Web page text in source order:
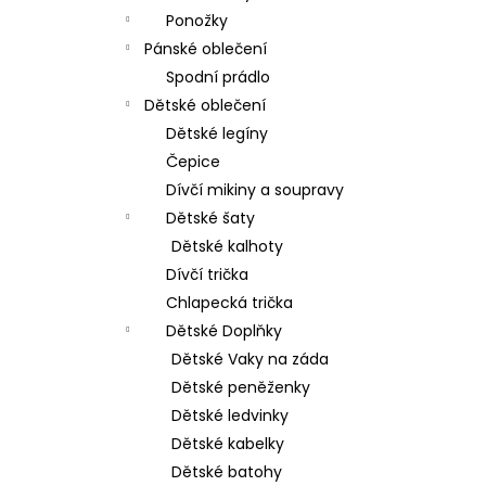
Ponožky
Pánské oblečení
Spodní prádlo
Dětské oblečení
Dětské legíny
Čepice
Dívčí mikiny a soupravy
Dětské šaty
Dětské kalhoty
Dívčí trička
Chlapecká trička
Dětské Doplňky
Dětské Vaky na záda
Dětské peněženky
Dětské ledvinky
Dětské kabelky
Dětské batohy